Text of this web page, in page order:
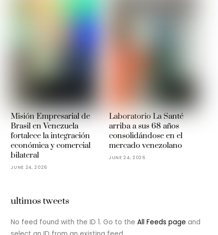
Misión Empresarial de
Brasil en Venezuela
fortalece la integración
económica y comercial
bilateral
JUNE 24, 2026
Laboratorio La Santé
arriba a sus 68 años
consolidándose en el
mercado venezolano
JUNE 24, 2026
ultimos tweets
No feed found with the ID 1. Go to theAll Feeds page and